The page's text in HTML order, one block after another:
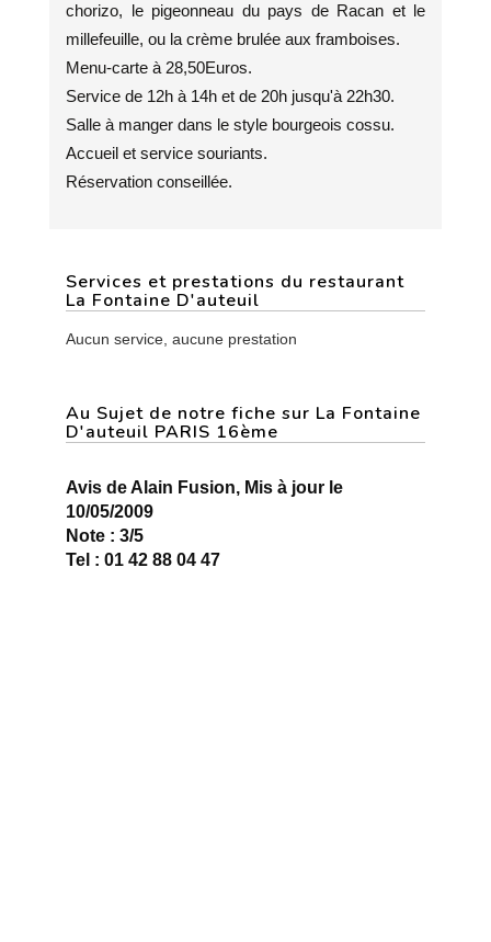
chorizo, le pigeonneau du pays de Racan et le
millefeuille, ou la crème brulée aux framboises.
Menu-carte à 28,50Euros.
Service de 12h à 14h et de 20h jusqu'à 22h30.
Salle à manger dans le style bourgeois cossu.
Accueil et service souriants.
Réservation conseillée.
Services et prestations du restaurant
La Fontaine D'auteuil
Aucun service, aucune prestation
Au Sujet de notre fiche sur La Fontaine
D'auteuil PARIS 16ème
Avis de Alain Fusion, Mis à jour le
10/05/2009
Note : 3/5
Tel : 01 42 88 04 47